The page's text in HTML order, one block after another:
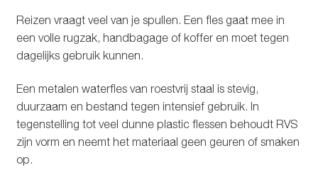
Reizen vraagt veel van je spullen. Een fles gaat mee in
een volle rugzak, handbagage of koffer en moet tegen
dagelijks gebruik kunnen.
Een metalen waterfles van roestvrij staal is stevig,
duurzaam en bestand tegen intensief gebruik. In
tegenstelling tot veel dunne plastic flessen behoudt RVS
zijn vorm en neemt het materiaal geen geuren of smaken
op.